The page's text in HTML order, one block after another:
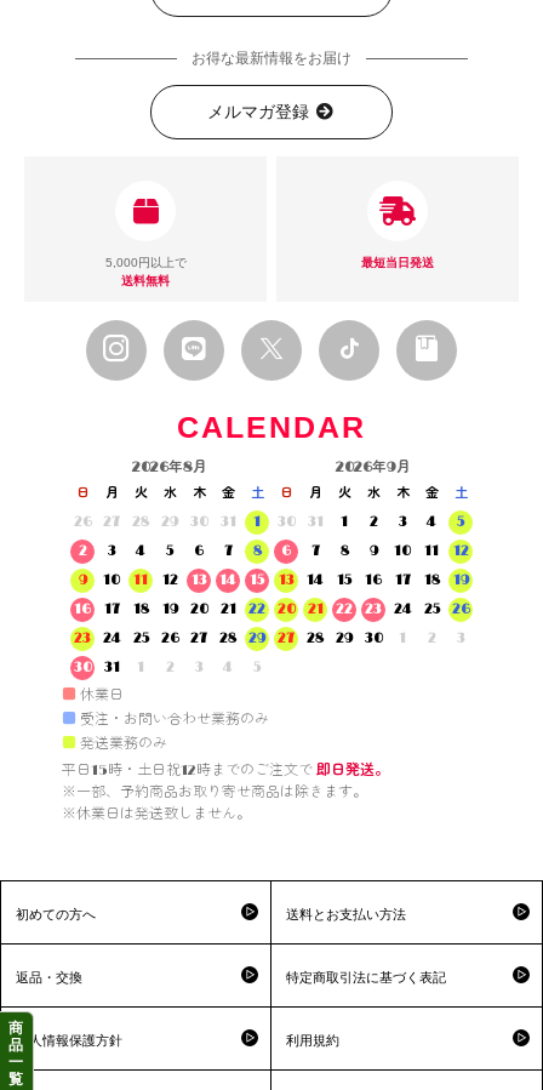
商
品
一
覧
お得な最新情報をお届け
メルマガ登録
5,000円以上で
送料無料
最短当日発送
CALENDAR
2026年8月
日 月 火 水 木 金
土
26
27 28 29 30 31
1
2
3 4 5 6 7
8
9
10 11 12 13 14
15
16
17 18 19 20 21
22
23
24 25 26 27 28
29
30
31 1 2 3 4 5
2026年9月
日 月 火 水 木 金
土
30
31 1 2 3 4
5
6
7 8 9 10 11
12
13
14 15 16 17 18
19
20
21 22 23 24 25
26
27
28 29 30 1 2 3
■ 休業日
■ 受注・お問い合わせ業務のみ
■ 発送業務のみ
平日15時・土日祝12時までのご注文で 即日発送。
※一部、予約商品お取り寄せ商品は除きます。
※休業日は発送致しません。
初めての方へ 送料とお支払い方法
返品・交換 特定商取引法に基づく表記
個人情報保護方針 利用規約